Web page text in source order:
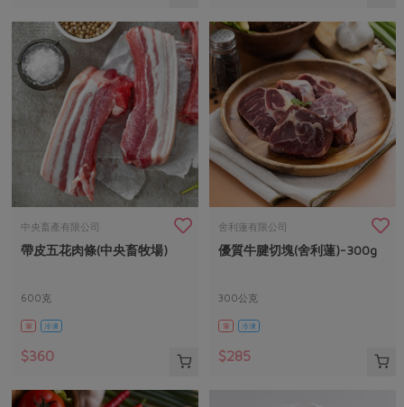
中央畜產有限公司
帶皮五花肉條(中央畜牧場)
600克
葷 冷凍
$360
舍利蓮有限公司
優質牛腱切塊(舍利蓮)-300g
300公克
葷 冷凍
$285